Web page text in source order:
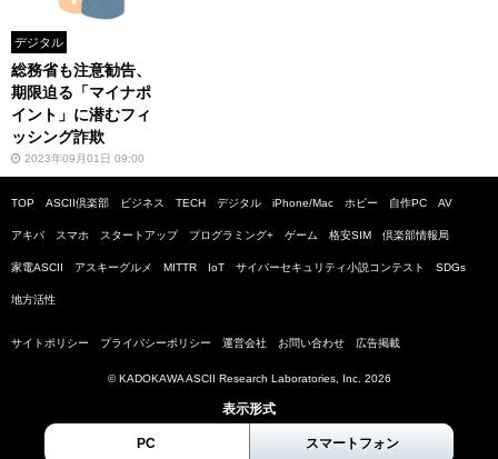
デジタル
総務省も注意勧告、
期限迫る「マイナポ
イント」に潜むフィ
ッシング詐欺
2023年09月01日 09:00
TOP ASCII倶楽部 ビジネス TECH デジタル iPhone/Mac ホビー 自作PC AV
アキバ スマホ スタートアップ プログラミング+ ゲーム 格安SIM 倶楽部情報局
家電ASCII アスキーグルメ MITTR IoT サイバーセキュリティ小説コンテスト SDGs
地方活性
サイトポリシー プライバシーポリシー 運営会社 お問い合わせ 広告掲載
© KADOKAWA ASCII Research Laboratories, Inc. 2026
表示形式
PC スマートフォン